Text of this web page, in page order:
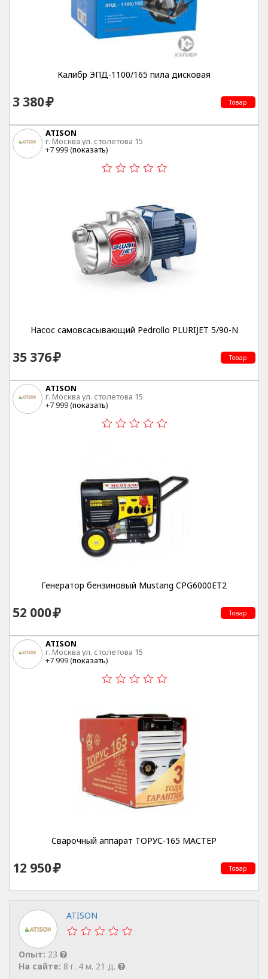
Калибр ЭПД-1100/165 пила дисковая
3 380 Товар
ATISON
г. Москва ул. столетова 15
+7 999 (показать)
Насос самовсасывающий Pedrollo PLURIJET 5/90-N
35 376 Товар
ATISON
г. Москва ул. столетова 15
+7 999 (показать)
Генератор бензиновый Mustang CPG6000ET2
52 000 Товар
ATISON
г. Москва ул. столетова 15
+7 999 (показать)
Cварочный аппарат ТОРУС-165 МАСТЕР
12 950 Товар
ATISON
Опыт: 23
На сайте: 8 г. 4 м. 21 д.